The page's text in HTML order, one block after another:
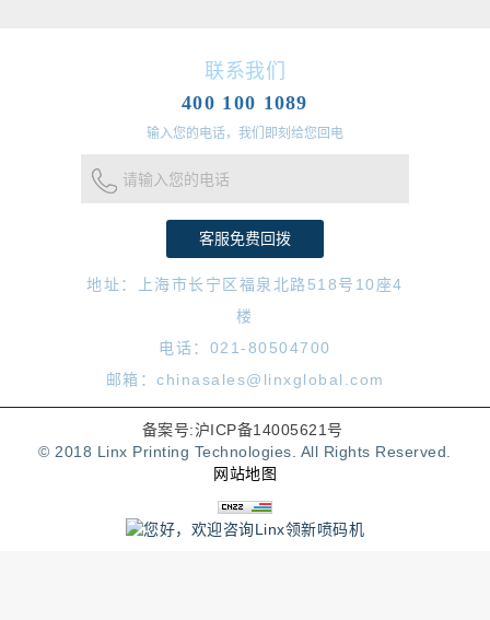
联系我们
400 100 1089
输入您的电话，我们即刻给您回电
请输入您的电话
地址：上海市长宁区福泉北路518号10座4
楼
电话：021-80504700
邮箱：chinasales@linxglobal.com
备案号:沪ICP备14005621号
© 2018 Linx Printing Technologies. All Rights Reserved.
网站地图